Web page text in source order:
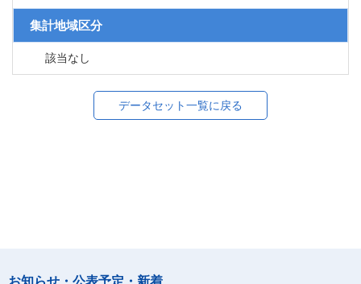
集計地域区分
該当なし
データセット一覧に戻る